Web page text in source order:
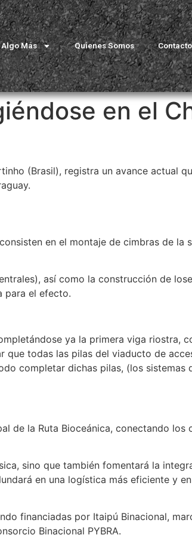
Algo Más Quienes Somos Contacto
en el
(Brasil), registra un avance actual
en el montaje de cimbras de la
así como la construcción de
para el efecto.
ya la primera viga riostra,
que todas las pilas del viaducto de
completar dichas pilas, (los sistemas
de la Ruta Bioceánica, conectando los
sino que también fomentará la
en una logística más eficiente y
financiadas por Itaipú Binacional,
Binacional PYBRA.